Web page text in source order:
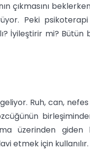
çıkmasını
Peki
İyileştirir mi? Bütün
Ruh, can,
üzerinden
etmek için kullanılır.